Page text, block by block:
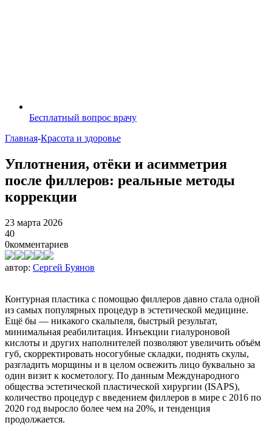
Бесплатный вопрос врачу
Главная-Красота и здоровье
Уплотнения, отёки и асимметрия
после филлеров: реальные методы
коррекции
23 марта 2026
40
0комментариев
автор: Сергей Буянов
Контурная пластика с помощью филлеров давно стала одной
из самых популярных процедур в эстетической медицине.
Ещё бы — никакого скальпеля, быстрый результат,
минимальная реабилитация. Инъекции гиалуроновой
кислоты и других наполнителей позволяют увеличить объём
губ, скорректировать носогубные складки, поднять скулы,
разгладить морщины и в целом освежить лицо буквально за
один визит к косметологу. По данным Международного
общества эстетической пластической хирургии (ISAPS),
количество процедур с введением филлеров в мире с 2016 по
2020 год выросло более чем на 20%, и тенденция
продолжается.